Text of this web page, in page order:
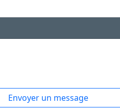
Envoyer un message